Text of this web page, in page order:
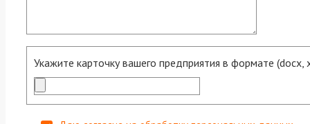
Укажите карточку вашего предприятия в формате (docx,